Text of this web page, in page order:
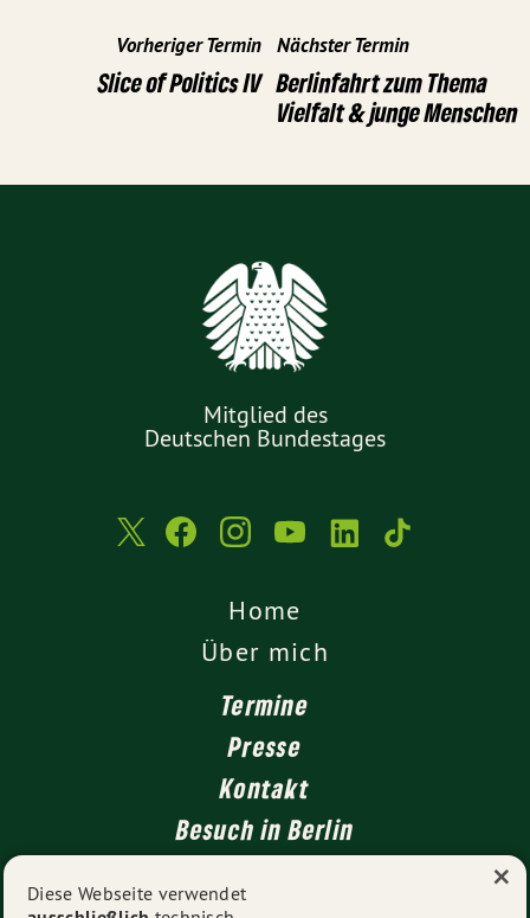
Vorheriger Termin
Slice of Politics IV
Nächster Termin
Berlinfahrt zum Thema
Vielfalt & junge Menschen
Mitglied des
Deutschen Bundestages
Home
Über mich
Termine
Presse
Kontakt
Besuch in Berlin
Diese Webseite verwendet ×